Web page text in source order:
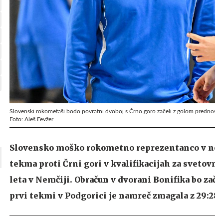
Slovenski rokometaši bodo povratni dvoboj s Črno goro začeli z golom
Foto: Aleš Fevžer
Slovensko moško rokometno reprezentanco v
tekma proti Črni gori v kvalifikacijah za
leta v Nemčiji. Obračun v dvorani Bonifika bo
prvi tekmi v Podgorici je namreč zmagala z